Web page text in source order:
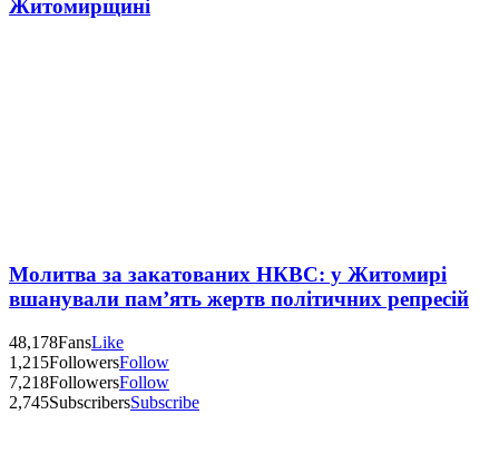
Житомирщині
Молитва за закатованих НКВС: у Житомирі
вшанували пам’ять жертв політичних репресій
48,178FansLike
1,215FollowersFollow
7,218FollowersFollow
2,745SubscribersSubscribe